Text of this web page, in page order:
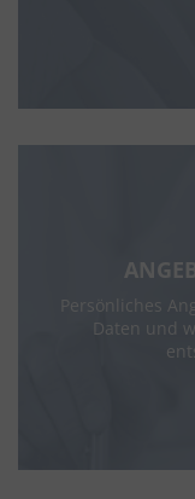
Persönliches
Daten und